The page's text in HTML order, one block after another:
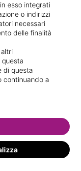
con cera
esso integrati
o indirizzi
necessari
delle finalità
di questa
continuando a